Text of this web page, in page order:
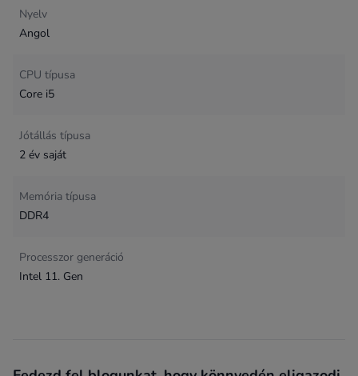
Nyelv
Angol
CPU típusa
Core i5
Jótállás típusa
2 év saját
Memória típusa
DDR4
Processzor generáció
Intel 11. Gen